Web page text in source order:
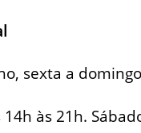
sexta a
às 21h.